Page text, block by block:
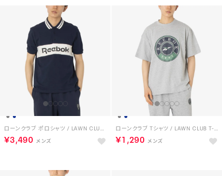
ローンクラブ ポロシャツ / LAWN CLUB POLO （ネイビー）
￥3,490
ローンクラブ Tシャツ / LAWN CLUB T-SHIRT （グレー）
￥1,290